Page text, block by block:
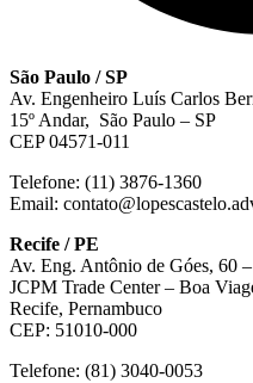
São Paulo / SP
Av. Engenheiro Luís Carlos
15º Andar, São Paulo – SP
CEP 04571-011
Telefone: (11) 3876-1360
Email:
Recife / PE
Av. Eng. Antônio de Góes, 60 –
JCPM Trade Center – Boa
Recife, Pernambuco
CEP: 51010-000
Telefone: (81) 3040-0053